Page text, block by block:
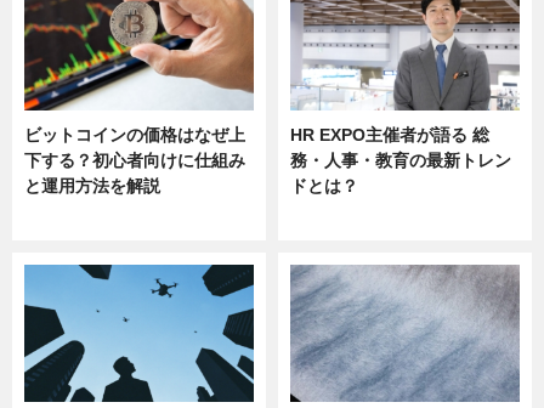
ビットコインの価格はなぜ上
下する？初心者向けに仕組み
と運用方法を解説
HR EXPO主催者が語る 総
務・人事・教育の最新トレン
ドとは？